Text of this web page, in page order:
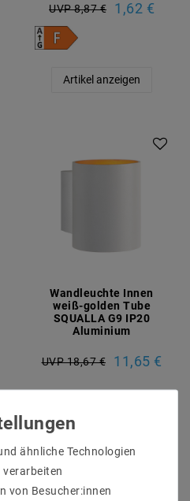
UVP 8,87 € 1,62 €
Artikel anzeigen
Wandleuchte Innen
weiß-golden Tube
SQUALLA G9 IP20
Aluminium
UVP 18,67 € 11,65 €
ähnliche Technologien
verarbeiten
von Besucher:innen